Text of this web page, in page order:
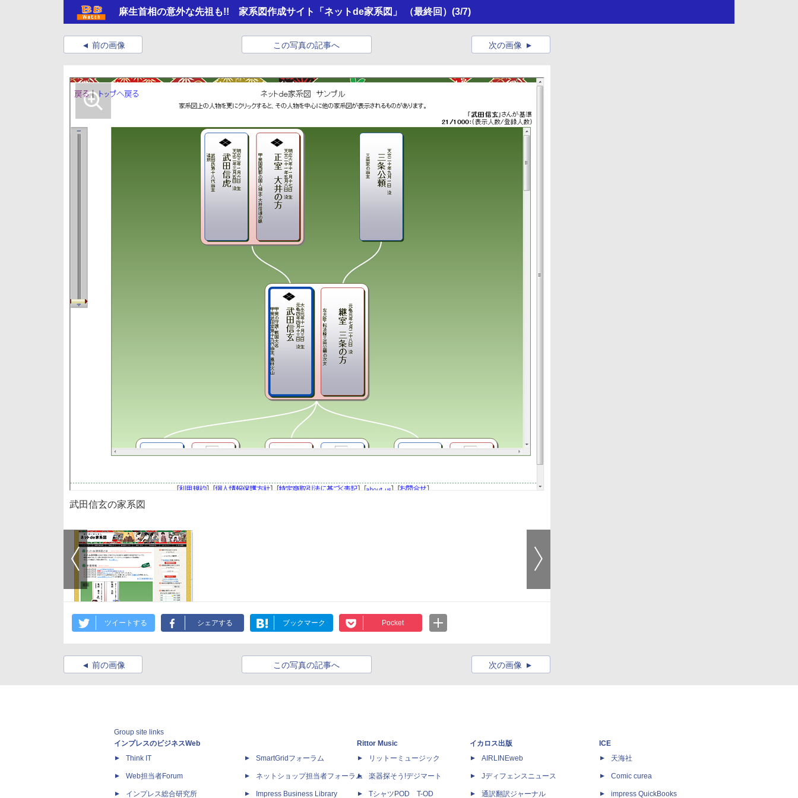
麻生首相の意外な先祖も!! 家系図作成サイト「ネットde家系図」 （最終回） (3/7)
前の画像 この写真の記事へ 次の画像
武田信玄の家系図
ツイートする シェアする ブックマーク Pocket
前の画像 この写真の記事へ 次の画像
Group site links
インプレスのビジネスWeb
Think IT
Web担当者Forum
インプレス総合研究所
SmartGridフォーラム
ネットショップ担当者フォーラム
Impress Business Library
Rittor Music
リットーミュージック
楽器探そう!デジマート
TシャツPOD T-OD
イカロス出版
AIRLINEweb
Jディフェンスニュース
通訳翻訳ジャーナル
ICE
天海社
Comic curea
impress QuickBooks